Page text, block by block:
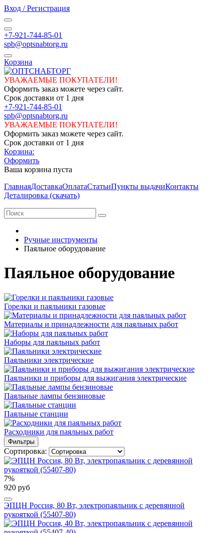
Вход / Регистрация
+7-921-744-85-01
spb@optsnabtorg.ru
Корзина
УВАЖАЕМЫЕ ПОКУПАТЕЛИ!
Оформить заказ можете через сайт.
Срок доставки от 1 дня
+7-921-744-85-01
spb@optsnabtorg.ru
УВАЖАЕМЫЕ ПОКУПАТЕЛИ!
Оформить заказ можете через сайт.
Срок доставки от 1 дня
Корзина:
Оформить
Ваша корзина пуста
ГлавнаяДоставкаОплатаСтатьиПункты выдачиКонтакты
Деталировка (скачать)
Ручные инструменты
Паяльное оборудование
Паяльное оборудование
Горелки и паяльники газовые
Материалы и принадлежности для паяльных работ
Наборы для паяльных работ
Паяльники электрические
Паяльники и приборы для выжигания электрические
Паяльные лампы бензиновые
Паяльные станции
Расходники для паяльных работ
Фильтры
Сортировка:
7%
920 руб
ЭПЦН Россия, 80 Вт, электропаяльник с деревянной
рукояткой (55407-80)